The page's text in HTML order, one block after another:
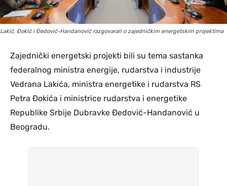
Lakić, Đokić i Đedović-Handanović razgovarali o zajedničkim energetskim projektima
Zajednički energetski projekti bili su tema sastanka
federalnog ministra energije, rudarstva i industrije
Vedrana Lakića, ministra energetike i rudarstva RS
Petra Đokića i ministrice rudarstva i energetike
Republike Srbije Dubravke Đedović-Handanović u
Beogradu.